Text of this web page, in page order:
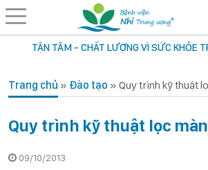
TẬN TÂM - CHẤT LƯỢNG VÌ SỨC KHỎE
Trang chủ » Đào tạo » Quy trình kỹ thuật
Quy trình kỹ thuật lọc
09/10/2013